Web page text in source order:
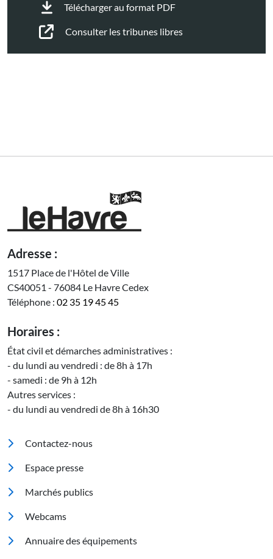
Télécharger au format PDF
Consulter les tribunes libres
Adresse :
1517 Place de l'Hôtel de Ville
CS40051 - 76084 Le Havre Cedex
Téléphone : 02 35 19 45 45
Horaires :
État civil et démarches administratives :
- du lundi au vendredi : de 8h à 17h
- samedi : de 9h à 12h
Autres services :
- du lundi au vendredi de 8h à 16h30
Pied de page
Contactez-nous
Espace presse
Marchés publics
Footer 2
Webcams
Annuaire des équipements